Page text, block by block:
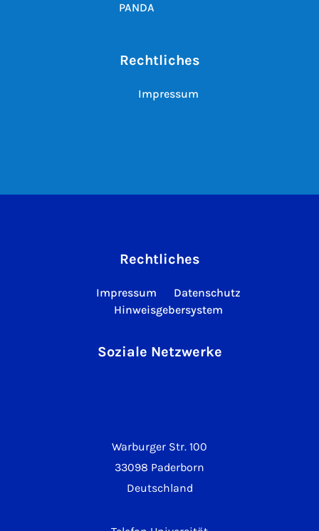
PANDA
Rechtliches
Impressum
Warburger Str. 100
33098 Paderborn
Deutschland
Rechtliches
Impressum
Datenschutz
Hinweisgebersystem
Soziale Netzwerke